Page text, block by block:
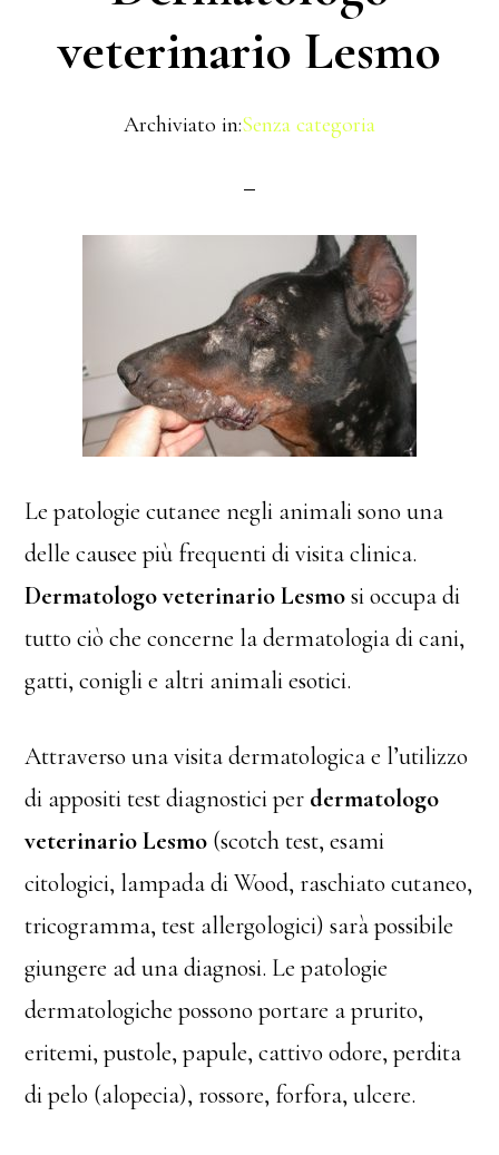
veterinario Lesmo
Archiviato in:Senza categoria
Le patologie cutanee negli animali sono una
delle causee più frequenti di visita clinica.
Dermatologo veterinario Lesmosi occupa di
tutto ciò che concerne la dermatologia di cani,
gatti, conigli e altri animali esotici.
Attraverso una visita dermatologica e l’utilizzo
di appositi test diagnostici per dermatologo
veterinario Lesmo (scotch test, esami
citologici, lampada di Wood, raschiato cutaneo,
tricogramma, test allergologici) sarà possibile
giungere ad una diagnosi. Le patologie
dermatologiche possono portare a prurito,
eritemi, pustole, papule, cattivo odore, perdita
di pelo (alopecia), rossore, forfora, ulcere.